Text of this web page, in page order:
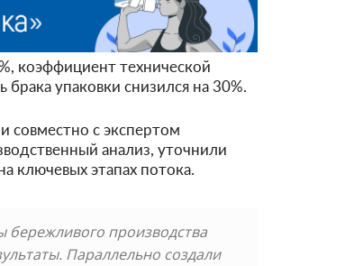
коэффициент технической
упаковки снизился на 30%.
совместно с экспертом
анализ, уточнили
ключевых этапах потока.
производства
Параллельно создали